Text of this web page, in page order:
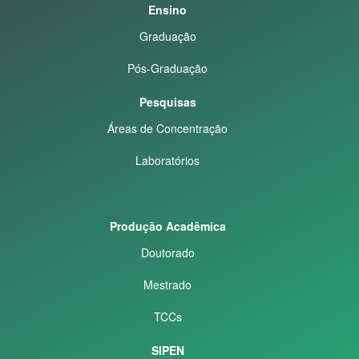
Ensino
Graduação
Pós-Graduação
Pesquisas
Áreas de Concentração
Laboratórios
Produção Acadêmica
Doutorado
Mestrado
TCCs
SIPEN